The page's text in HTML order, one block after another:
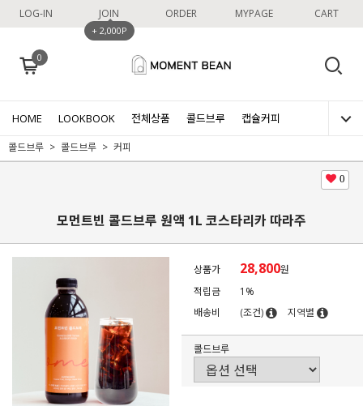
LOG-IN JOIN
+ 2,000P
ORDER MYPAGE CART
0
HOME LOOKBOOK 전체상품 콜드브루 캡슐커피
콜드브루 콜드브루 커피
0
모먼트빈 콜드브루 원액 1L 코스타리카 따라주
상품가 28,800원
적립금
1%
배송비
(조건) 지역별
콜드브루